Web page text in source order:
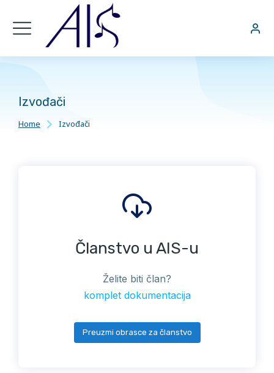
Izvođači
You are here:
Home Izvođači
Članstvo u AIS-u
Želite biti član?
komplet dokumentacija
Preuzmi obrasce za članstvo